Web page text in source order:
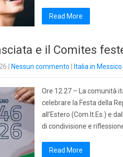
Read More
e il Comites
Nessun commento Italia in Messico
Ore 12.27 – La comunità
celebrare la Festa della
all’Estero (Com.It.Es.) e
di condivisione e
Read More